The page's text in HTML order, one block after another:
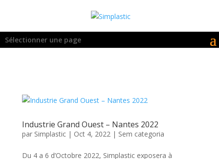
Sélectionner une page
Industrie Grand Ouest – Nantes 2022
par Simplastic| Oct 4, 2022| Sem categoria
Du 4 a 6 d’Octobre 2022, Simplastic exposera à